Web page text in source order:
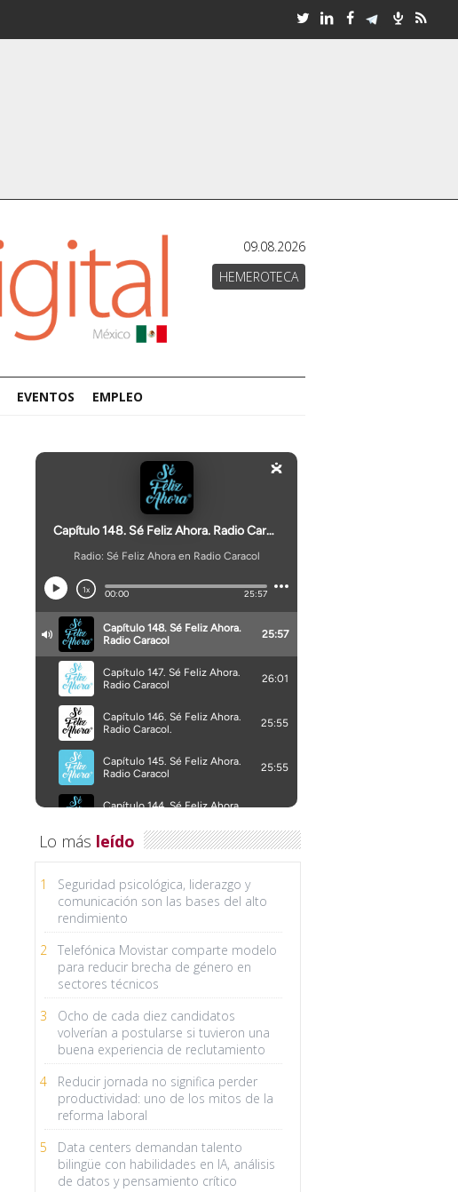
09.08.2026
HEMEROTECA
EVENTOS EMPLEO
Lo más leído
1
Seguridad psicológica, liderazgo y
comunicación son las bases del alto
rendimiento
2
Telefónica Movistar comparte modelo
para reducir brecha de género en
sectores técnicos
3
Ocho de cada diez candidatos
volverían a postularse si tuvieron una
buena experiencia de reclutamiento
4
Reducir jornada no significa perder
productividad: uno de los mitos de la
reforma laboral
5
Data centers demandan talento
bilingüe con habilidades en IA, análisis
de datos y pensamiento crítico